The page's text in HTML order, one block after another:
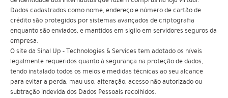
Dados cadastrados como nome, endereço e número de cartão de
crédito são protegidos por sistemas avançados de criptografia
enquanto são enviados, e mantidos em sigilo em servidores seguros da
empresa.
O site da Sinal Up - Technologies & Services tem adotado os níveis
legalmente requeridos quanto à segurança na proteção de dados,
tendo instalado todos os meios e medidas técnicas ao seu alcance
para evitar a perda, mau uso, alteração, acesso não autorizado ou
subtração indevida dos Dados Pessoais recolhidos.